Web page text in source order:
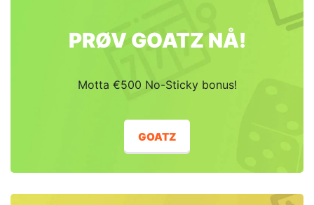
PRØV GOATZ NÅ!
Motta €500 No-Sticky bonus!
GOATZ